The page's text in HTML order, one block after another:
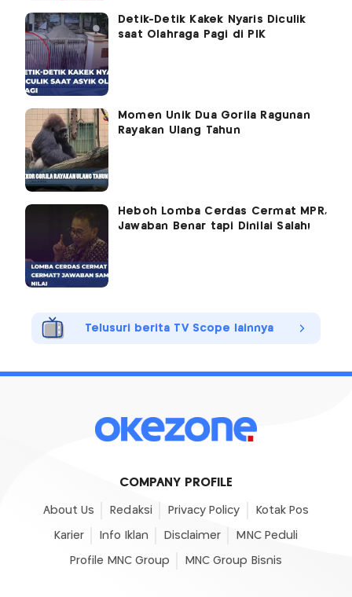
Detik-Detik Kakek Nyaris Diculik
saat Olahraga Pagi di PIK
Momen Unik Dua Gorila Ragunan
Rayakan Ulang Tahun
Heboh Lomba Cerdas Cermat MPR,
Jawaban Benar tapi Dinilai Salah!
Telusuri berita TV Scope lainnya